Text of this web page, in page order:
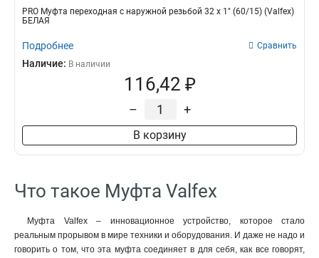
PRO Муфта переходная с наружной резьбой 32 x 1" (60/15) (Valfex)
БЕЛАЯ
Подробнее Сравнить
Наличие: В наличии
116,42 ₽
– +
В корзину
Что такое Муфта Valfex
Муфта Valfex – инновационное устройство, которое стало
реальным прорывом в мире техники и оборудования. И даже не надо и
говорить о том, что эта муфта соединяет в для себя, как все говорят,